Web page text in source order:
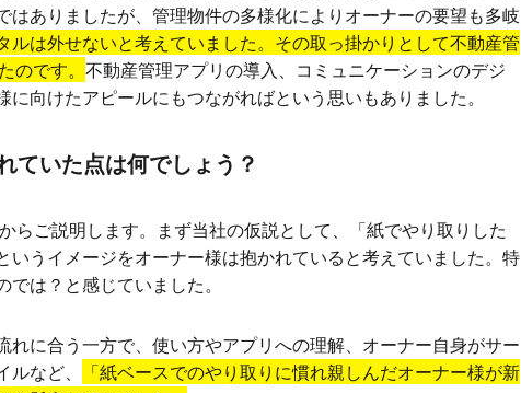
ありましたが、管理物件の多様化によりオーナーの要望も多岐
ルは外せないと考えていました。その取っ掛かりとして不動産管
です。 不動産管理アプリの導入、コミュニケーションのデジ
向けたアピールにもつながればという思いもありました。
ていた点は何でしょう？
らご説明します。まず当社の仮説として、「紙でやり取りした
うイメージをオーナー様は抱かれていると考えていました。特
は？と感じていました。
に合う一方で、使い方やアプリへの理解、オーナー自身がサー
など、
「紙ベースでのやり取りに慣れ親しんだオーナー様が新